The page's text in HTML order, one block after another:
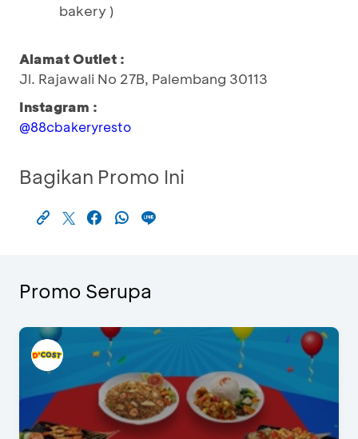
bakery )
Alamat Outlet :
Jl. Rajawali No 27B, Palembang 30113
Instagram :
@88cbakeryresto
Bagikan Promo Ini
Promo Serupa